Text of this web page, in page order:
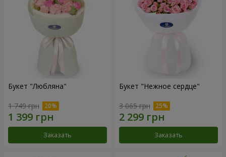
Букет "Любляна"
1 749 грн
Заказать
Букет "Нежное сердце"
3 065 грн
Заказать